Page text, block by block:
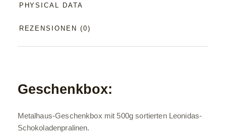
PHYSICAL DATA
REZENSIONEN (0)
Geschenkbox:
Metalhaus-Geschenkbox mit 500g sortierten Leonidas-
Schokoladenpralinen.